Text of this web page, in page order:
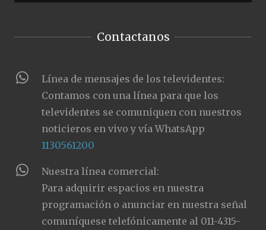
Contactanos
Línea de mensajes de los televidentes:
Contamos con una línea para que los
televidentes se comuniquen con nuestros
noticieros en vivo y vía WhatsApp
1130561200
Nuestra línea comercial:
Para adquirir espacios en nuestra
programación o anunciar en nuestra señal
comuníquese telefónicamente al 011-4315-